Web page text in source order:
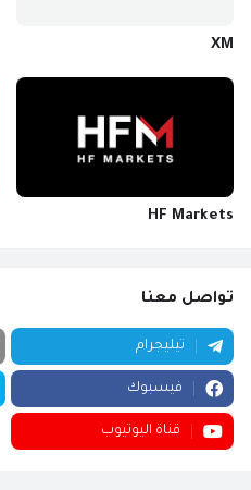
XM
HF Markets
تواصل معنا
تيليجرام
فيسبوك
قناة اليوتيوب